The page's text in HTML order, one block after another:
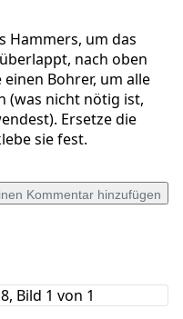
Hammers, um das
nach oben
Bohrer, um alle
(was nicht nötig ist,
Ersetze die
sie fest.
Kommentar hinzufügen